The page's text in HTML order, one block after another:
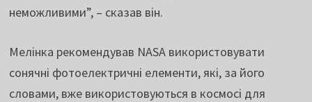
неможливими”, – сказав він.
Мелінка рекомендував NASA використовувати
сонячні фотоелектричні елементи, які, за його
словами, вже використовуються в космосі для